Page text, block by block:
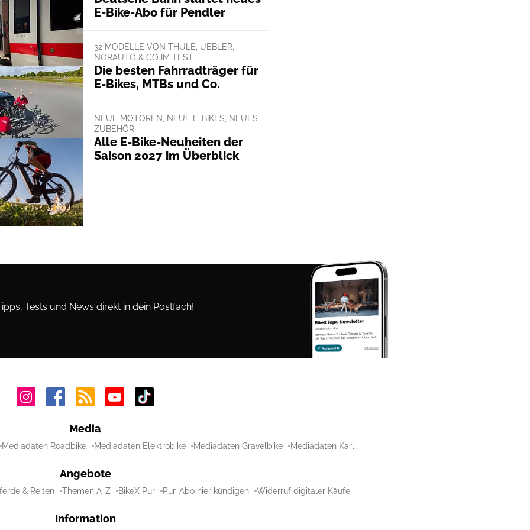
E-Bike-Abo für Pendler
32 MODELLE VON THULE, UEBLER,
NORAUTO & CO IM TEST
Die besten Fahrradträger für
E-Bikes, MTBs und Co.
NEUE MOTOREN, NEUE E-BIKES, NEUES
ZUBEHÖR
Alle E-Bike-Neuheiten der
Saison 2027 im Überblick
Tests und News direkt in dein Postfach!
Media
Mediadaten Roadbike Mediadaten Elektrobike Mediadaten Gravelbike Mediadaten Karl
Angebote
& Reiten Themen A-Z BikeX Pur Pur-Abo hier kündigen Widerruf digitaler Käufe
Information